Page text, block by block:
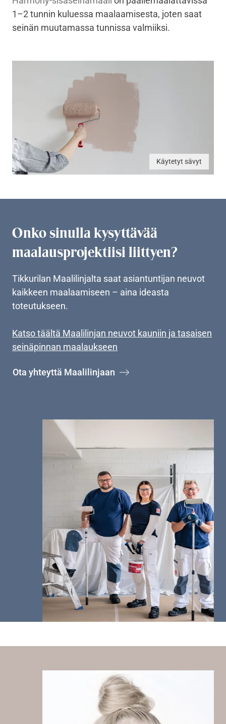
Käytetyt sävyt
1–2 tunnin kuluessa maalaamisesta, joten saat
seinän muutamassa tunnissa valmiiksi.
Onko sinulla kysyttävää
maalausprojektiisi liittyen?
Tikkurilan Maalilinjalta saat asiantuntijan neuvot
kaikkeen maalaamiseen – aina ideasta
toteutukseen.
Katso täältä Maalilinjan neuvot kauniin ja tasaisen
seinäpinnan maalaukseen
Ota yhteyttä Maalilinjaan